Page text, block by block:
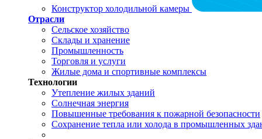
Конструктор холодильной камеры
Отрасли
Сельское хозяйство
Склады и хранение
Промышленность
Торговля и услуги
Жилые дома и спортивные комплексы
Технологии
Утепление жилых зданий
Солнечная энергия
Повышенные требования к пожарной безопасности
Сохранение тепла или холода в промышленных